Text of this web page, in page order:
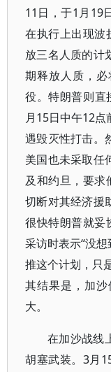
11日，于1月19
在执行上出现波
放三名人质的计
期释放人质，
役。特朗普则直
月15日中午12
遇毁灭性打击。
美国也未采取任
及和约旦，要求
切断对其经济援
很快特朗普就妥
采访时表示“没
推这个计划，只
其结果是，加
大。
在加沙战线
胡塞武装。3月